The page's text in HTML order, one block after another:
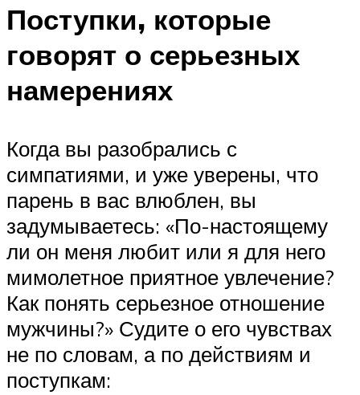
Поступки, которые
говорят о серьезных
намерениях
Когда вы разобрались с
симпатиями, и уже уверены, что
парень в вас влюблен, вы
задумываетесь: «По-настоящему
ли он меня любит или я для него
мимолетное приятное увлечение?
Как понять серьезное отношение
мужчины?» Судите о его чувствах
не по словам, а по действиям и
поступкам: